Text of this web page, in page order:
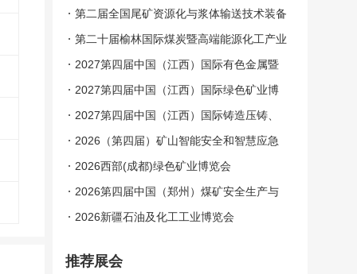
科技博览会
第二届全国尾矿资源化与浆体输送技术装备
交流会
第二十届榆林国际煤炭暨高端能源化工产业
博览会
2027第四届中国（江西）国际有色金属暨
冶金工业展览会
2027第四届中国（江西）国际绿色矿业博
览会
2027第四届中国（江西）国际铸造压铸、
锻造、热处理工业炉展览会
2026（第四届）矿山智能安全和智慧应急
技术与装备论坛
2026西部(成都)绿色矿业博览会
2026第四届中国（郑州）煤矿安全生产与
智能化技术装备博览会
2026新疆石油及化工工业博览会
推荐展会